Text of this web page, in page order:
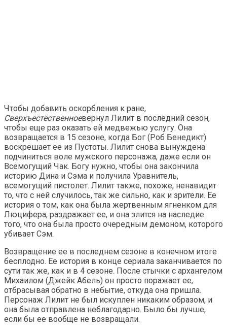
Чтобы добавить оскорбления к ране,
Сверхъестественноевернул Лилит в последний сезон,
чтобы еще раз оказать ей медвежью услугу. Она
возвращается в 15 сезоне, когда Бог (Роб Бенедикт)
воскрешает ее из Пустоты. Лилит снова вынуждена
подчиниться воле мужского персонажа, даже если он
Всемогущий Чак. Богу нужно, чтобы она закончила
историю Дина и Сэма и получила Уравнитель,
всемогущий пистолет. Лилит также, похоже, ненавидит
то, что с ней случилось, так же сильно, как и зрители. Ее
история о том, как она была жертвенным ягненком для
Люцифера, раздражает ее, и она злится на наследие
того, что она была просто очередным демоном, которого
убивает Сэм.
Возвращение ее в последнем сезоне в конечном итоге
бесплодно. Ее история в конце сериала заканчивается по
сути так же, как и в 4 сезоне. После стычки с архангелом
Михаилом (Джейк Абель) он просто поражает ее,
отбрасывая обратно в небытие, откуда она пришла.
Персонаж Лилит не был искуплен никаким образом, и
она была отправлена ​​неблагодарно. Было бы лучше,
если бы ее вообще не возвращали.